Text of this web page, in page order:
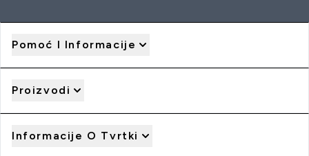
Pomoć I Informacije
Proizvodi
Informacije O Tvrtki